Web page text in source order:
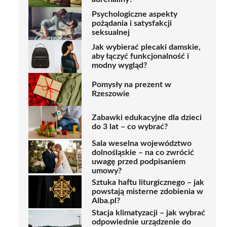
Psychologiczne aspekty
pożądania i satysfakcji
seksualnej
Jak wybierać plecaki damskie,
aby łączyć funkcjonalność i
modny wygląd?
Pomysły na prezent w
Rzeszowie
Zabawki edukacyjne dla dzieci
do 3 lat – co wybrać?
Sala weselna województwo
dolnośląskie – na co zwrócić
uwagę przed podpisaniem
umowy?
Sztuka haftu liturgicznego – jak
powstają misterne zdobienia w
Alba.pl?
Stacja klimatyzacji – jak wybrać
odpowiednie urządzenie do